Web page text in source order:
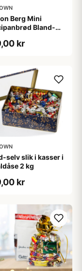
Berg Mini
Bland-
kr
selv slik i kasser i
2 kg
kr